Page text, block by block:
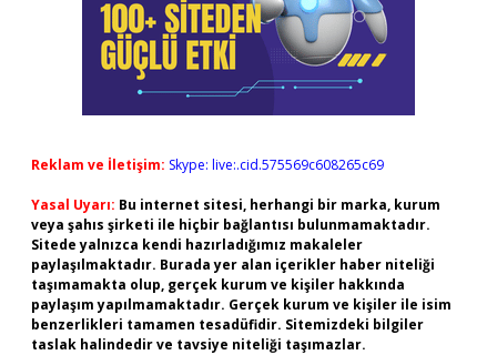
Reklam ve İletişim: Skype: live:.cid.575569c608265c69
Yasal Uyarı: Bu internet sitesi, herhangi bir marka, kurum
veya şahıs şirketi ile hiçbir bağlantısı bulunmamaktadır.
Sitede yalnızca kendi hazırladığımız makaleler
paylaşılmaktadır. Burada yer alan içerikler haber niteliği
taşımamakta olup, gerçek kurum ve kişiler hakkında
paylaşım yapılmamaktadır. Gerçek kurum ve kişiler ile isim
benzerlikleri tamamen tesadüfidir. Sitemizdeki bilgiler
taslak halindedir ve tavsiye niteliği taşımazlar.